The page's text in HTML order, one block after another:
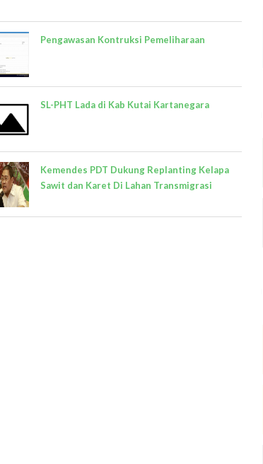
Pengawasan Kontruksi Pemeliharaan
SL-PHT Lada di Kab Kutai Kartanegara
Kemendes PDT Dukung Replanting Kelapa
Sawit dan Karet Di Lahan Transmigrasi